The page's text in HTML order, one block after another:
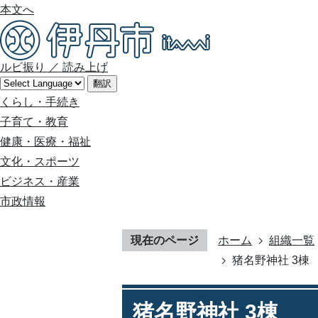
本文へ
ルビ振り ／ 読み上げ
翻訳
くらし・手続き
子育て・教育
健康・医療・福祉
文化・スポーツ
ビジネス・産業
市政情報
現在のページ ホーム
組織一覧
猪名野神社 3棟
猪名野神社 3棟